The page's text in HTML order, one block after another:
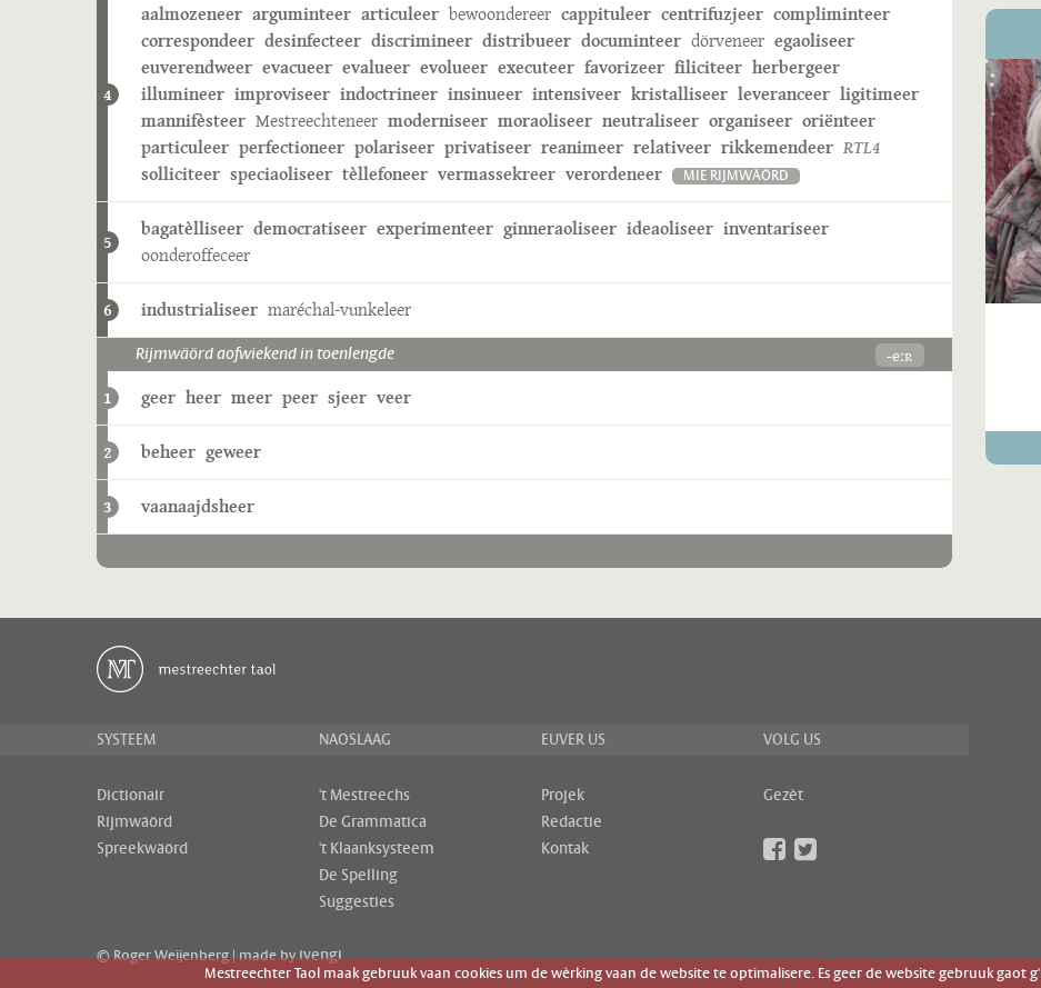
4
aalmozeneer arguminteer articuleer bewoondereer cappituleer centrifuzjeer compliminteer
correspondeer desinfecteer discrimineer distribueer documinteer dörveneer egaoliseer
euverendweer evacueer evalueer evolueer executeer favorizeer filiciteer herbergeer
illumineer improviseer indoctrineer insinueer intensiveer kristalliseer leveranceer ligitimeer
mannifèsteer Mestreechteneer moderniseer moraoliseer neutraliseer organiseer oriënteer
particuleer perfectioneer polariseer privatiseer reanimeer relativeer rikkemendeer RTL4
solliciteer speciaoliseer tèllefoneer vermassekreer verordeneer MIE RIJMWÄÖRD
5
bagatèlliseer democratiseer experimenteer ginneraoliseer ideaoliseer inventariseer
oonderoffeceer
6 industrialiseer maréchal-vunkeleer
Rijmwäörd aofwiekend in toenlengde -eːʀ
1 geer heer meer peer sjeer veer
2 beheer geweer
3 vaanaajdsheer
SYSTEEM
Dictionair
Rijmwäörd
Spreekwäörd
NAOSLAAG
't Mestreechs
De Grammatica
't Klaanksysteem
De Spelling
Suggesties
EUVER US
Projek
Redactie
Kontak
VOLG US
Gezèt
© Roger Weijenberg | made byivengi
Mestreechter Taol maak gebruuk vaan cookies um de wèrking vaan de website te optimalisere. Es geer de website gebruuk gaot